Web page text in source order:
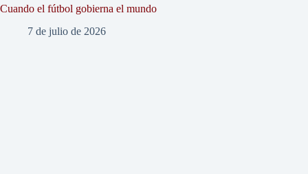
Cuando el fútbol gobierna el mundo
7 de julio de 2026